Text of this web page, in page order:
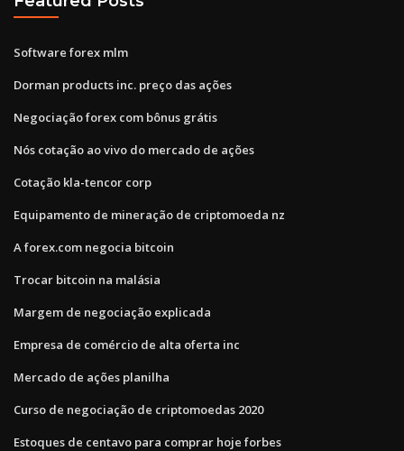
Software forex mlm
Dorman products inc. preço das ações
Negociação forex com bônus grátis
Nós cotação ao vivo do mercado de ações
Cotação kla-tencor corp
Equipamento de mineração de criptomoeda nz
A forex.com negocia bitcoin
Trocar bitcoin na malásia
Margem de negociação explicada
Empresa de comércio de alta oferta inc
Mercado de ações planilha
Curso de negociação de criptomoedas 2020
Estoques de centavo para comprar hoje forbes